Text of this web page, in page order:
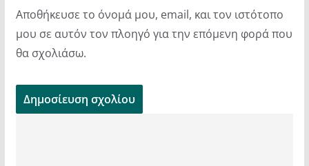
Αποθήκευσε το όνομά μου, email, και τον ιστότοπο
μου σε αυτόν τον πλοηγό για την επόμενη φορά που
θα σχολιάσω.